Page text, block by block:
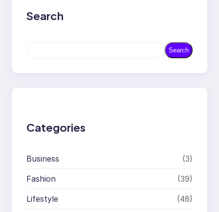
Search
r
Search
Categories
Business (3)
Fashion (39)
Lifestyle (48)